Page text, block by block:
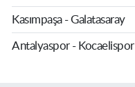
Kasımpaşa - Galatasaray
Antalyaspor - Kocaelispor